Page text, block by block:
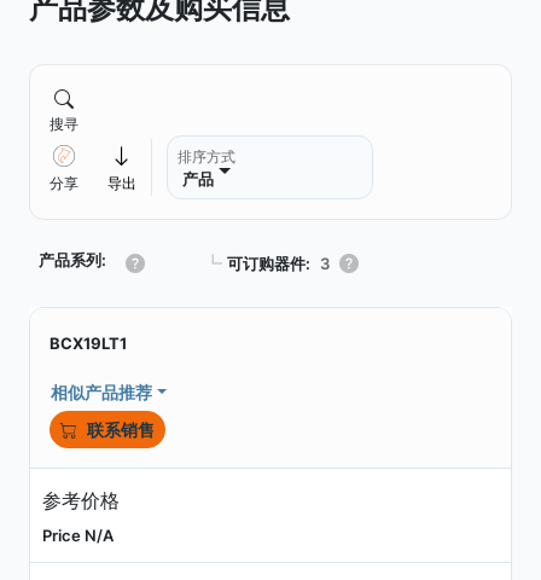
产品参数及购买信息
搜寻
分享 导出
排序方式
产品
产品系列: ┗ 可订购器件: 3
BCX19LT1
相似产品推荐
联系销售
参考价格
Price N/A